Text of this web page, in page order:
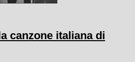
canzone italiana di